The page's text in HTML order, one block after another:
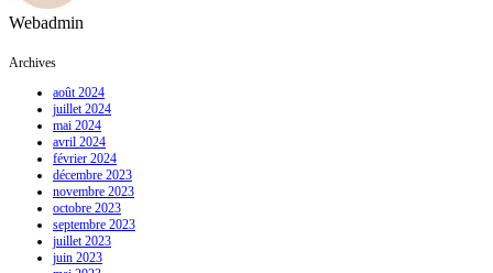
Webadmin
Archives
août 2024
juillet 2024
mai 2024
avril 2024
février 2024
décembre 2023
novembre 2023
octobre 2023
septembre 2023
juillet 2023
juin 2023